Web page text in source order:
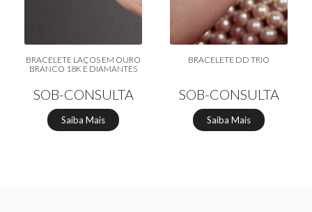
BRACELETE LAÇOS EM OURO
BRANCO 18K E DIAMANTES
SOB-CONSULTA
Saiba Mais
BRACELETE DD TRIO
SOB-CONSULTA
Saiba Mais